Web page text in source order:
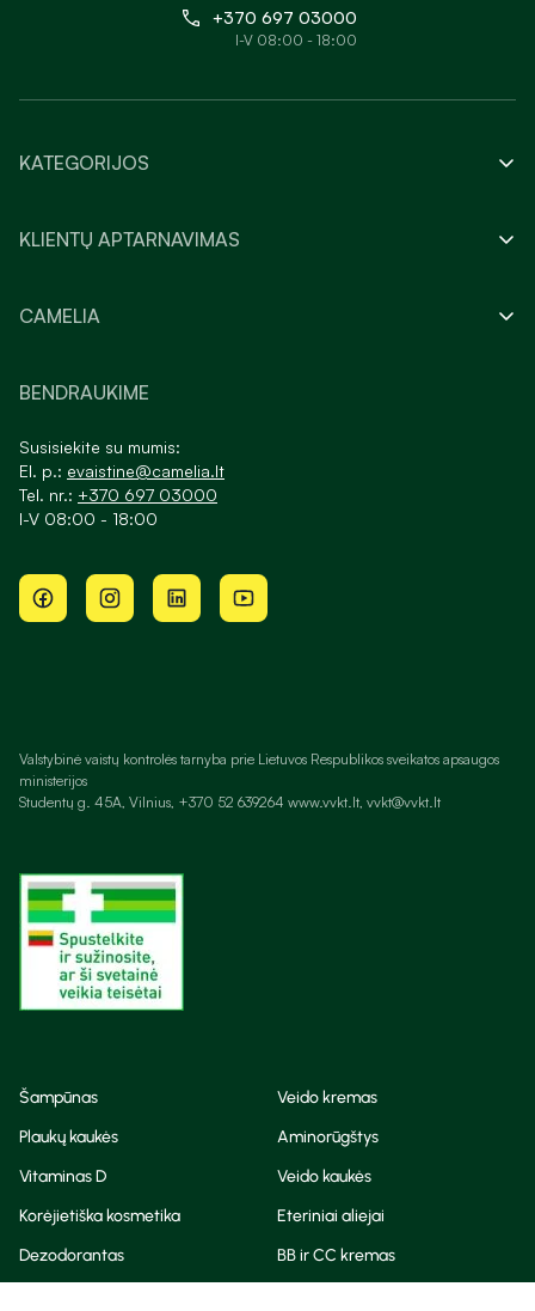
+370 697 03000
I-V 08:00 - 18:00
KATEGORIJOS
KLIENTŲ APTARNAVIMAS
CAMELIA
BENDRAUKIME
Susisiekite su mumis:
El. p.: evaistine@camelia.lt
Tel. nr.: +370 697 03000
I-V 08:00 - 18:00
Valstybinė vaistų kontrolės tarnyba prie Lietuvos Respublikos sveikatos apsaugos
ministerijos
Studentų g. 45A, Vilnius, +370 52 639264 www.vvkt.lt, vvkt@vvkt.lt
Šampūnas
Veido kremas
Plaukų kaukės
Aminorūgštys
Vitaminas D
Veido kaukės
Korėjietiška kosmetika
Eteriniai aliejai
Dezodorantas
BB ir CC kremas